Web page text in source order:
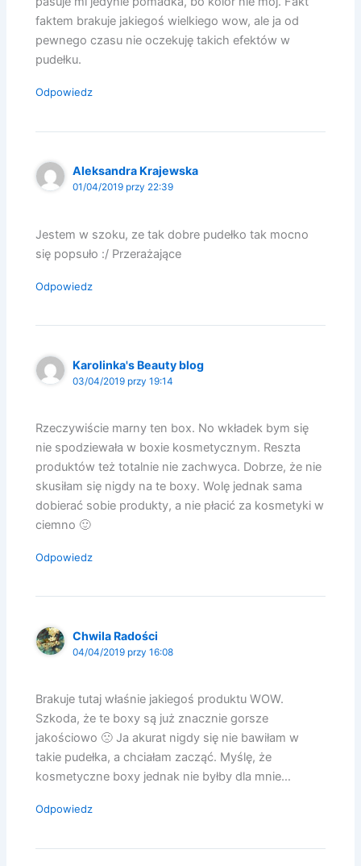
faktem brakuje jakiegoś wielkiego wow, ale ja od
pewnego czasu nie oczekuję takich efektów w
pudełku.
Odpowiedz
Aleksandra Krajewska
01/04/2019 przy 22:39
Jestem w szoku, ze tak dobre pudełko tak mocno
się popsuło :/ Przerażające
Odpowiedz
Karolinka's Beauty blog
03/04/2019 przy 19:14
Rzeczywiście marny ten box. No wkładek bym się
nie spodziewała w boxie kosmetycznym. Reszta
produktów też totalnie nie zachwyca. Dobrze, że nie
skusiłam się nigdy na te boxy. Wolę jednak sama
dobierać sobie produkty, a nie płacić za kosmetyki w
ciemno 🙂
Odpowiedz
Chwila Radości
04/04/2019 przy 16:08
Brakuje tutaj właśnie jakiegoś produktu WOW.
Szkoda, że te boxy są już znacznie gorsze
jakościowo 🙁 Ja akurat nigdy się nie bawiłam w
takie pudełka, a chciałam zacząć. Myślę, że
kosmetyczne boxy jednak nie byłby dla mnie…
Odpowiedz